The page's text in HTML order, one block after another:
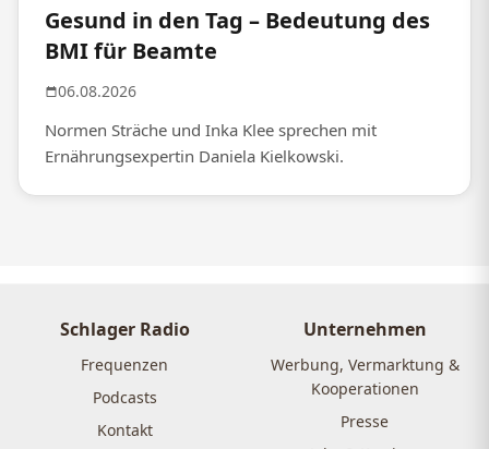
Gesund in den Tag – Bedeutung des
BMI für Beamte
06.08.2026
Normen Sträche und Inka Klee sprechen mit
Ernährungsexpertin Daniela Kielkowski.
Schlager Radio
Frequenzen
Podcasts
Kontakt
Unternehmen
Werbung, Vermarktung &
Kooperationen
Presse